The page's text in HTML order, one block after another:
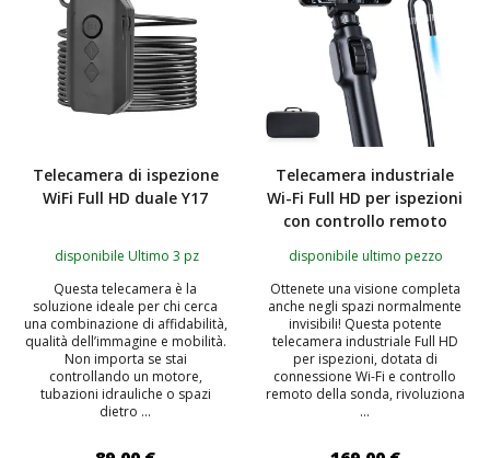
Telecamera di ispezione
WiFi Full HD duale Y17
disponibile Ultimo 3 pz
Questa telecamera è la
soluzione ideale per chi cerca
una combinazione di affidabilità,
qualità dell’immagine e mobilità.
Non importa se stai
controllando un motore,
tubazioni idrauliche o spazi
dietro ...
Telecamera industriale
Wi-Fi Full HD per ispezioni
con controllo remoto
disponibile ultimo pezzo
Ottenete una visione completa
anche negli spazi normalmente
invisibili! Questa potente
telecamera industriale Full HD
per ispezioni, dotata di
connessione Wi-Fi e controllo
remoto della sonda, rivoluziona
...